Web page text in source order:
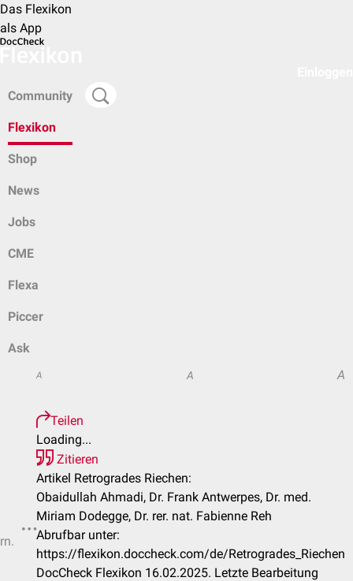
Das Flexikon
als App
Community
Flexikon
Shop
News
Jobs
CME
Flexa
Piccer
Ask
A A A
Teilen
Loading...
Zitieren
Artikel Retrogrades Riechen:
Obaidullah Ahmadi, Dr. Frank Antwerpes, Dr. med.
Miriam Dodegge, Dr. rer. nat. Fabienne Reh
Abrufbar unter:
https://flexikon.doccheck.com/de/Retrogrades_Riechen
DocCheck Flexikon 16.02.2025. Letzte Bearbeitung